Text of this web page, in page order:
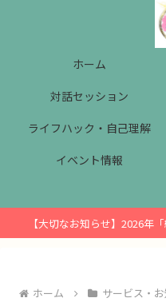
ホーム
対話セッション
ライフハック・自己理解
イベント情報
【大切なお知らせ】2026年
ホーム サービス・